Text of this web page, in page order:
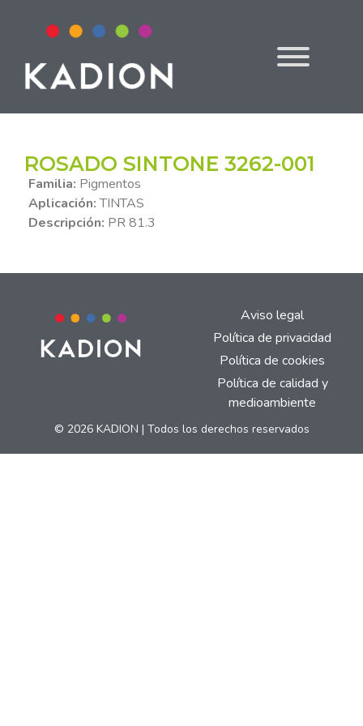
ROSADO SINTONE 3262-001
Familia: Pigmentos
Aplicación:TINTAS
Descripción: PR 81.3
Aviso legal
Política de privacidad
Política de cookies
Política de calidad y
medioambiente
© 2026 KADION | Todos los derechos reservados